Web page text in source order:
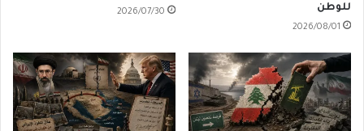
للوطن
2026/08/01
2026/07/30